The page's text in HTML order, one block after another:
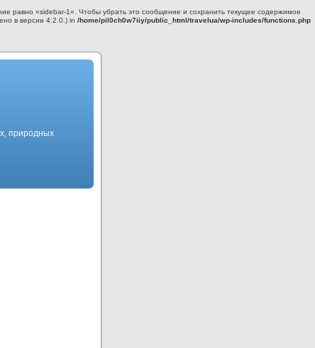
равно «sidebar-1». Чтобы убрать это сообщение и сохранить текущее содержимое
в версии 4.2.0.) in /home/pil0ch0w7iiy/public_html/travelua/wp-includes/functions.php
природных